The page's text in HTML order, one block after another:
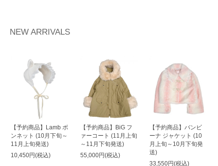
NEW ARRIVALS
【予約商品】Lamb ボ
ンネット (10月下旬～
11月上旬発送)
10,450円(税込)
【予約商品】BiG フ
ァーコート (11月上旬
～11月下旬発送)
55,000円(税込)
【予約商品】バンビ
ーナ ジャケット (10
月上旬～10月下旬発
送)
33,550円(税込)